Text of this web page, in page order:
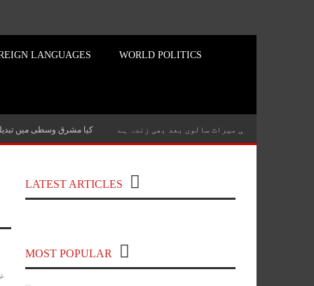
LANGUAGES WORLD POLITICS
کیا مشرق وسطی میں میلکم ایکس کی میراث سالوں بعد بھی زندہ ہے
LATEST ARTICLES
YouTube Covering India and Global
Geopolitics
MOST POPULAR